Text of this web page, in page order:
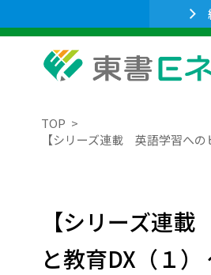
TOP
【シリーズ連載 英語学習へ
【シリーズ連
と教育DX（１